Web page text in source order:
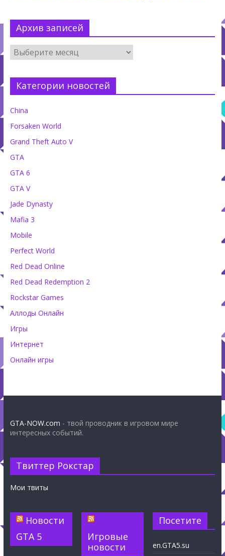
Архив записей
Категории новостей
China
Forsaken World
Grand Theft Auto V
GTA
GTA 6
GTA V
Jade Dynasty
Mafia 3
Mobile
Perfect World
Red Dead Online
Red Dead Redemption 2
Rockstar Games
Аллоды Онлайн
Игры
Интернет
Онлайн игры
GTA-NOW.com - твой проводник в игровом мире
интересных событий.
Твиттер Рокстар
Мои твиты
Новости
GTA 5
Игровые
новости
Посетите
en.GTA5.su